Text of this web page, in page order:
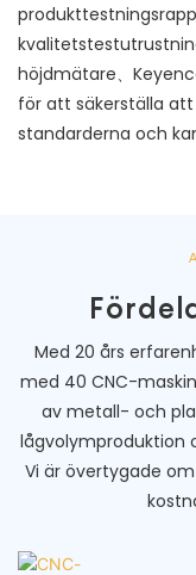
höjdmätare、
för att säkerställa
standarderna och
Med 20 års
med 40 CNC-
av metall- och
lågvolymproduktion
Vi är övertygade